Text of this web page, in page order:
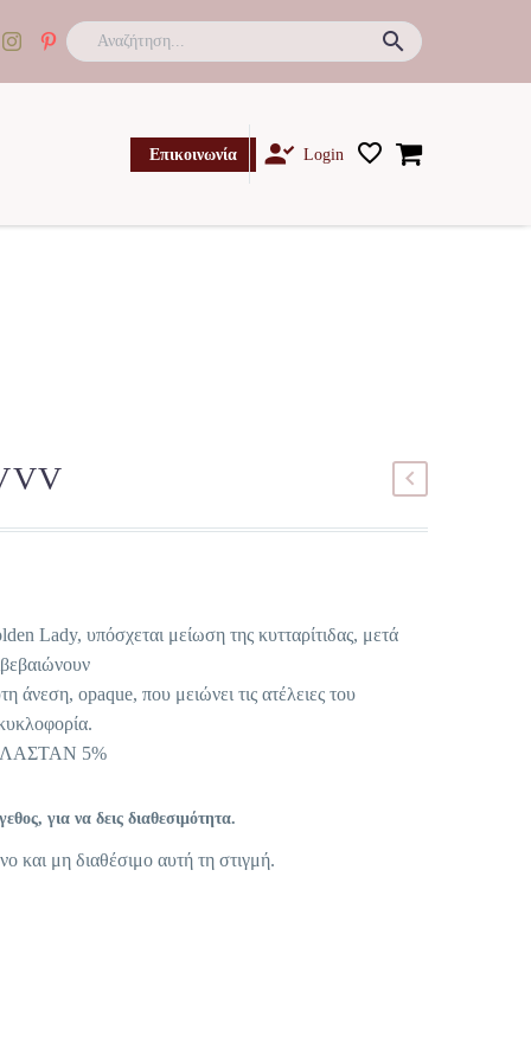
Επικοινωνία  Login
Lady, υπόσχεται μείωση της κυτταρίτιδας, μετά
άνεση, opaque, που μειώνει τις ατέλειες του
5%
για να δεις διαθεσιμότητα.
και μη διαθέσιμο αυτή τη στιγμή.